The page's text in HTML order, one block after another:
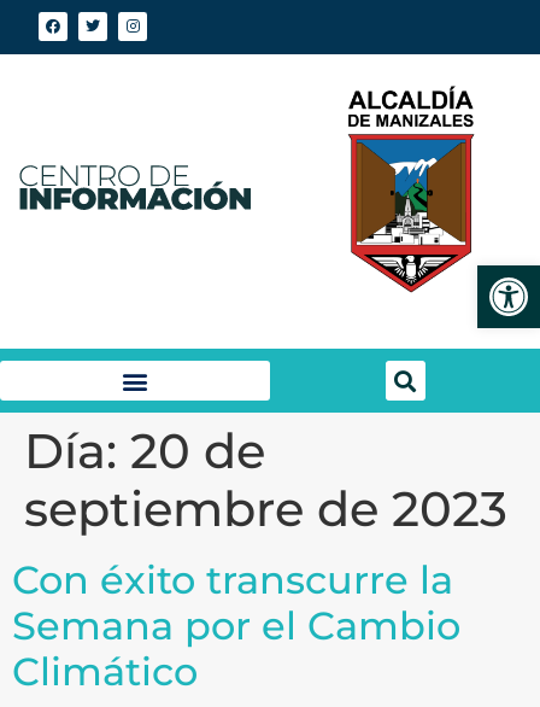
Día: 20 de
septiembre de 2023
Con éxito transcurre la
Semana por el Cambio
Climático